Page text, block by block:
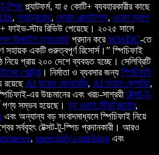
টু-স্পিচ প্ল্যাটফর্ম, যা ৫ কোটি+ ব্যবহারকারীর কাছে
, অ্যান্ড্রয়েড, ক্রোম এক্সটেনশন, ওয়েব অ্যাপ
ফাইভ-স্টার রিভিউ পেয়েছে। ২০২৫ সালে
ডিজাইন অ্যাওয়ার্ড প্রদান করেWWDC-তে
সহায়ক একটি গুরুত্বপূর্ণ রিসোর্স।” স্পিচিফাই
প্রায় ২০০ দেশে ব্যবহৃত হচ্ছে। সেলিব্রিটি
পেল্ট্রো । নির্মাতা ও ব্যবসার জন্য স্পিচিফাই
রয়েছে AI ভয়েস জেনারেটর, AI ভয়েস ক্লোনিং,
এর উচ্চমানের এবং খরচ-সাশ্রয়ী টেক্সট-টু-
পণ্য সম্ভব হয়েছে। দ্য ওয়াল স্ট্রিট জার্নাল,
এবং অন্যান্য বড় সংবাদমাধ্যমে স্পিচিফাই নিয়ে
সর্ববৃহৎ টেক্সট-টু-স্পিচ প্রদানকারী। আরও
news, speechify.com/blog এবং